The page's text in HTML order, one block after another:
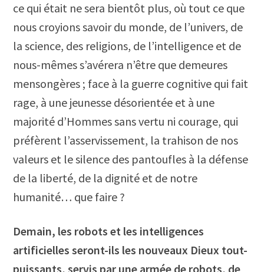
ce qui était ne sera bientôt plus, où tout ce que
nous croyions savoir du monde, de l’univers, de
la science, des religions, de l’intelligence et de
nous-mêmes s’avérera n’être que demeures
mensongères ; face à la guerre cognitive qui fait
rage, à une jeunesse désorientée et à une
majorité d’Hommes sans vertu ni courage, qui
préfèrent l’asservissement, la trahison de nos
valeurs et le silence des pantoufles à la défense
de la liberté, de la dignité et de notre
humanité… que faire ?
Demain, les robots et les intelligences
artificielles seront-ils les nouveaux Dieux tout-
puissants, servis par une armée de robots, de